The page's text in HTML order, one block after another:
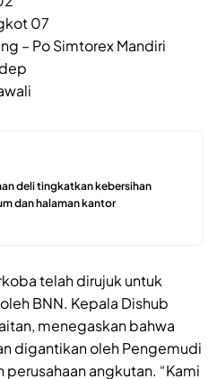
07
– Po Simtorex Mandiri
deli tingkatkan kebersihan
dan halaman kantor
telah dirujuk untuk
BNN. Kepala Dishub
menegaskan bahwa
digantikan oleh Pengemudi
angkutan. “Kami